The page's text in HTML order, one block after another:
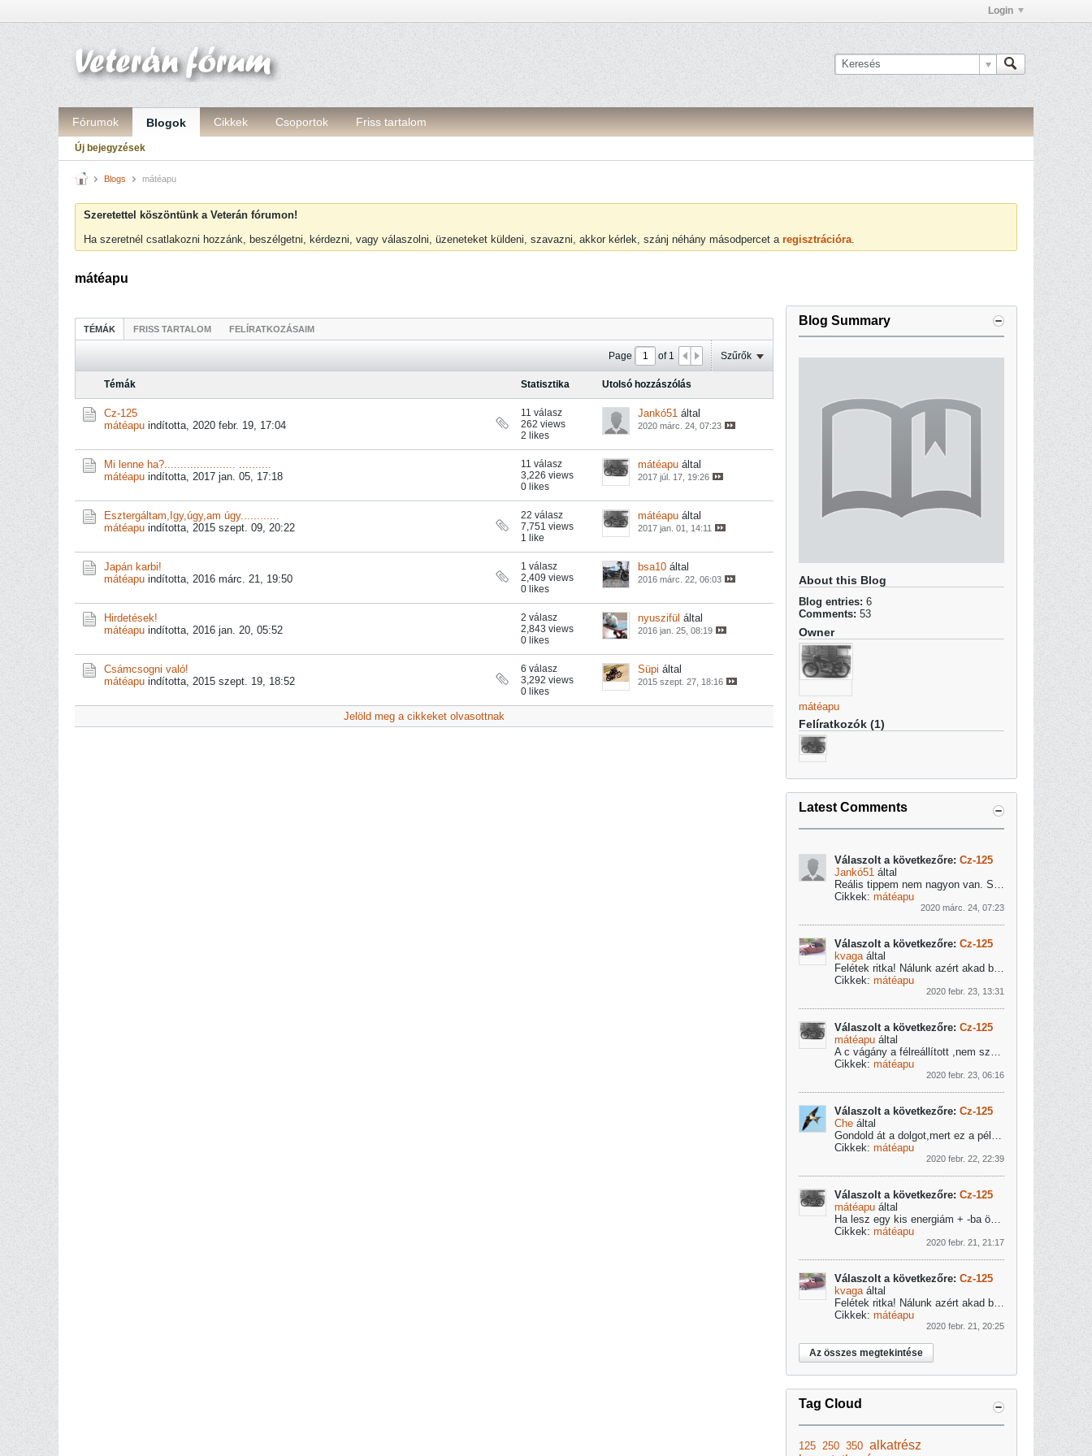
Login
Fórumok Blogok Cikkek Csoportok Friss tartalom
Új bejegyzések
Blogs mátéapu
Szeretettel köszöntünk a Veterán fórumon!
Ha szeretnél csatlakozni hozzánk, beszélgetni, kérdezni, vagy válaszolni, üzeneteket küldeni, szavazni, akkor kérlek, szánj néhány másodpercet a regisztrációra.
mátéapu
Blog Summary
About this Blog
Blog entries: 6
Comments: 53
Owner
mátéapu
Felíratkozók (1)
Latest Comments
Válaszolt a következőre: Cz-125
Jankó51 által
Reális tippem nem nagyon van. Szivesen megnézném majd az általad felújított állapotban persze, így csak biztatni tudlak (kibicnek tudod...),...
Cikkek: mátéapu
2020 márc. 24, 07:23
Válaszolt a következőre: Cz-125
kvagaáltal
Felétek ritka! Nálunk azért akad belőle....
Cikkek: mátéapu
2020 febr. 23, 13:31
Válaszolt a következőre: Cz-125
mátéapu által
A c vágány a félreállított ,nem számontartott dolgokat jelenti.....Ha a kedvenc motoromat ,nincs lehetőségem kedvemre javítani:ebbe az állag...
Cikkek: mátéapu
2020 febr. 23, 06:16
Válaszolt a következőre: Cz-125
Che által
Gondold át a dolgot,mert ez a példány tényleg ritka és megérdemelne egy szép felújítást!Akkoriban még szerették beütni a vázba a rendszámokat,vagy...
Cikkek: mátéapu
2020 febr. 22, 22:39
Válaszolt a következőre: Cz-125
mátéapu által
Ha lesz egy kis energiám + -ba összepakolom és C-vágány
Cikkek: mátéapu
2020 febr. 21, 21:17
Válaszolt a következőre: Cz-125
kvagaáltal
Felétek ritka! Nálunk azért akad belőle
Cikkek: mátéapu
2020 febr. 21, 20:25
Az összes megtekintése
Tag Cloud
125 250 350 alkatrész
TÉMÁK FRISS TARTALOM FELÍRATKOZÁSAIM
Page of 1 Szűrők
Témák Statisztika Utolsó hozzászólás
Cz-125
mátéapu indította, 2020 febr. 19, 17:04
11 válasz
262 views
2 likes
Jankó51 által
2020 márc. 24, 07:23
Mi lenne ha?...................... ..........
mátéapu indította, 2017 jan. 05, 17:18
11 válasz
3,226 views
0 likes
mátéapu által
2017 júl. 17, 19:26
Esztergáltam,Igy,úgy,am úgy............
mátéapu indította, 2015 szept. 09, 20:22
22 válasz
7,751 views
1 like
mátéapu által
2017 jan. 01, 14:11
Japán karbi!
mátéapu indította, 2016 márc. 21, 19:50
1 válasz
2,409 views
0 likes
bsa10 által
2016 márc. 22, 06:03
Hirdetések!
mátéapu indította, 2016 jan. 20, 05:52
2 válasz
2,843 views
0 likes
nyuszifül által
2016 jan. 25, 08:19
Csámcsogni való!
mátéapu indította, 2015 szept. 19, 18:52
6 válasz
3,292 views
0 likes
Süpi által
2015 szept. 27, 18:16
Jelöld meg a cikkeket olvasottnak